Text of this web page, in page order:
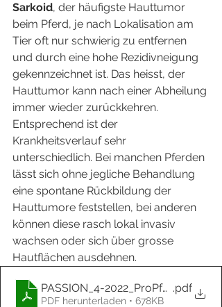
Sarkoid, der häufigste Hauttumor
beim Pferd, je nach Lokalisation am
Tier oft nur schwierig zu entfernen
und durch eine hohe Rezidivneigung
gekennzeichnet ist. Das heisst, der
Hauttumor kann nach einer Abheilung
immer wieder zurückkehren.
Entsprechend ist der
Krankheitsverlauf sehr
unterschiedlich. Bei manchen Pferden
lässt sich ohne jegliche Behandlung
eine spontane Rückbildung der
Hauttumore feststellen, bei anderen
können diese rasch lokal invasiv
wachsen oder sich über grosse
Hautflächen ausdehnen.
PASSION_4-2022_ProPferd.pdf
PDF herunterladen • 678KB